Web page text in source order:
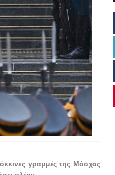
γραμμές της Μόσχας